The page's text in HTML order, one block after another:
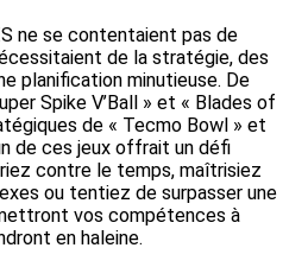
ne se contentaient pas de
de la stratégie, des
planification minutieuse. De
Spike V’Ball » et « Blades of
de « Tecmo Bowl » et
de ces jeux offrait un défi
contre le temps, maîtrisiez
ou tentiez de surpasser une
vos compétences à
en haleine.